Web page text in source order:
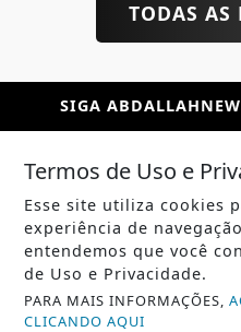
TODAS AS
SIGA
/ NOTÍCIAS
POLÍTICA
MUNDO
Termos de Uso e
Esse site utiliza cookies
experiência de
entendemos que você
de Uso e Privacidade.
PARA MAIS INFORMAÇÕES,
CLICANDO AQUI